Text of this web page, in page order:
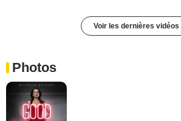
Voir les dernières vidéos
Photos